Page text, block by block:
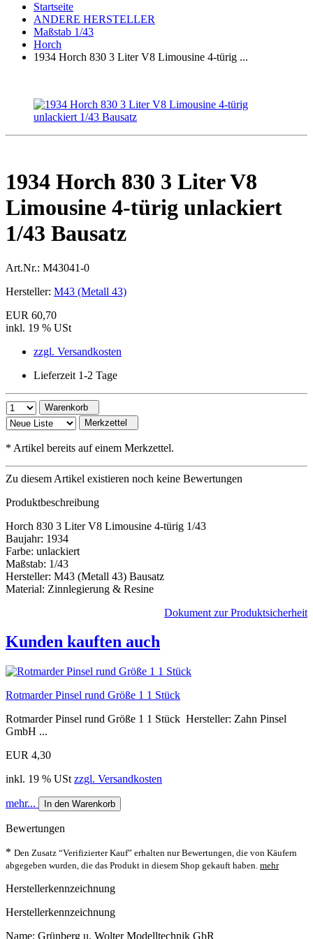
Startseite
ANDERE HERSTELLER
Maßstab 1/43
Horch
1934 Horch 830 3 Liter V8 Limousine 4-türig ...
1934 Horch 830 3 Liter V8
Limousine 4-türig unlackiert
1/43 Bausatz
Art.Nr.: M43041-0
Hersteller: M43 (Metall 43)
EUR 60,70
inkl. 19 % USt
zzgl. Versandkosten
Lieferzeit 1-2 Tage
Warenkorb
Merkzettel
* Artikel bereits auf einem Merkzettel.
Zu diesem Artikel existieren noch keine Bewertungen
Produktbeschreibung
Horch 830 3 Liter V8 Limousine 4-türig 1/43
Baujahr: 1934
Farbe: unlackiert
Maßstab: 1/43
Hersteller: M43 (Metall 43) Bausatz
Material: Zinnlegierung & Resine
Dokument zur Produktsicherheit
Kunden kauften auch
Rotmarder Pinsel rund Größe 1 1 Stück
Rotmarder Pinsel rund Größe 1 1 Stück Hersteller: Zahn Pinsel
GmbH ...
EUR 4,30
inkl. 19 % USt zzgl. Versandkosten
mehr... In den Warenkorb
Bewertungen
* Den Zusatz “Verifizierter Kauf” erhalten nur Bewertungen, die von Käufern
abgegeben wurden, die das Produkt in diesem Shop gekauft haben. mehr
Herstellerkennzeichnung
Herstellerkennzeichnung
Name: Grünberg u. Wolter Modelltechnik GbR